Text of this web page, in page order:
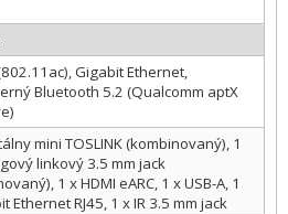
Gigabit Ethernet,
Bluetooth 5.2 (Qualcomm aptX
mini TOSLINK (kombinovaný), 1
linkový 3.5 mm jack
1 x HDMI eARC, 1 x USB-A, 1
Ethernet RJ45, 1 x IR 3.5 mm jack